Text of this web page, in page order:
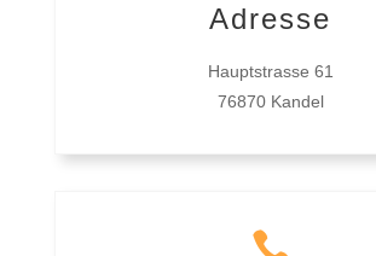
Adresse
Hauptstrasse 61
76870 Kandel
